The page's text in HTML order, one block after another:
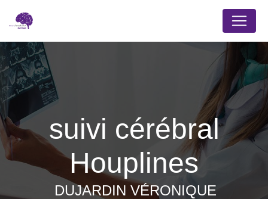
suivi cérébral
Houplines
DUJARDIN VÉRONIQUE